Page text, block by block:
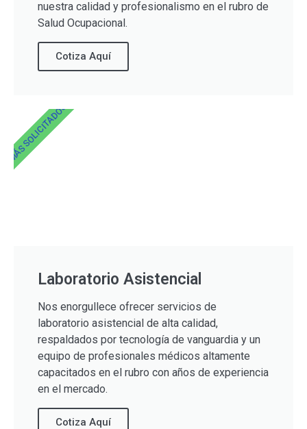
nuestra calidad y profesionalismo en el rubro de
Salud Ocupacional.
Cotiza Aquí
Laboratorio Asistencial
Nos enorgullece ofrecer servicios de
laboratorio asistencial de alta calidad,
respaldados por tecnología de vanguardia y un
equipo de profesionales médicos altamente
capacitados en el rubro con años de experiencia
en el mercado.
Cotiza Aquí
MÁS SOLICITADOS